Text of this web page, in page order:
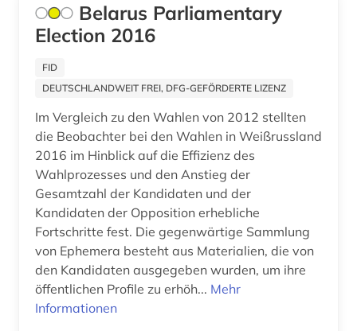
Belarus Parliamentary
Election 2016
FID
DEUTSCHLANDWEIT FREI, DFG-GEFÖRDERTE LIZENZ
Im Vergleich zu den Wahlen von 2012 stellten
die Beobachter bei den Wahlen in Weißrussland
2016 im Hinblick auf die Effizienz des
Wahlprozesses und den Anstieg der
Gesamtzahl der Kandidaten und der
Kandidaten der Opposition erhebliche
Fortschritte fest. Die gegenwärtige Sammlung
von Ephemera besteht aus Materialien, die von
den Kandidaten ausgegeben wurden, um ihre
öffentlichen Profile zu erhöh... Mehr
Informationen